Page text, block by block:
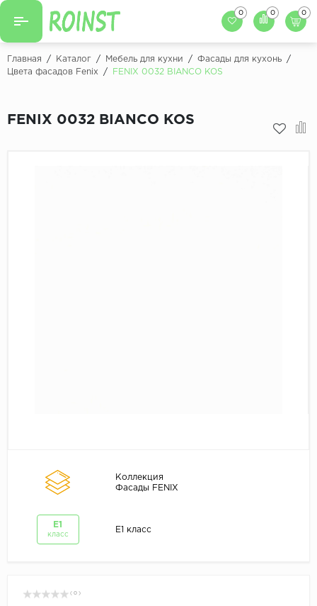
Назад Назад
Столешницы для
Декоры фасадов
0 0 0
Главная / Каталог / Мебель для кухни / Фасады для кухонь
/
Цвета фасадов Fenix
/ FENIX 0032 BIANCO KOS
FENIX 0032 BIANCO KOS
Коллекция
Фасады FENIX
E1
класс
E1 класс
( 0 )